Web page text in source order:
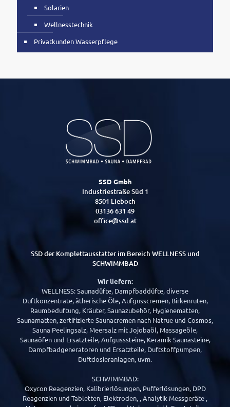
Solarien
Wellnesstechnik
Privatkunden Wasserpflege
SSD Gmbh
Industriestraße Süd 1
8501 Lieboch
03136 631 49
office@ssd.at
SSD der Komplettausstatter im Bereich WELLNESS und
SCHWIMMBAD
Wir liefern:
WELLNESS: Saunadüfte, Dampfbaddüfte, diverse
Duftkonzentrate, ätherische Öle, Aufgusscremen, Birkenruten,
Raumbeduftung, Kräuter, Saunazubehör, Hygienematten,
Saunamatten, zertifizierte Saunacremen nach Natrue und Cosmos,
Sauna Peelingsalz, Meersalz mit Jojobaöl, Massageöle,
Saunaöfen und Ersatzteile, Aufgusssteine, Keramik Saunasteine,
Dampfbadgeneratoren und Ersatzteile, Duftstoffpumpen,
Duftdosieranlagen, uvm.
SCHWIMMBAD:
Oxycon Reagenzien, Kalibrierlösungen, Pufferlösungen, DPD
Reagenzien und Tabletten, Elektroden, , Analytik Messgeräte ,